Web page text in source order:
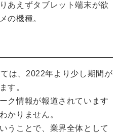
あえずタブレット端末が欲
の機種。
は、2022年より少し期間が
す。
ク情報が報道されています
かりません。
うことで、業界全体として